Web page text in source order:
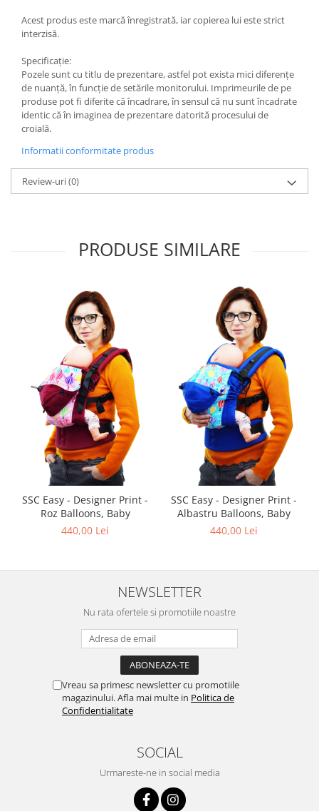
Acest produs este marcă înregistrată, iar copierea lui este strict
interzisă.
Specificație:
Pozele sunt cu titlu de prezentare, astfel pot exista mici diferențe
de nuanță, în funcție de setările monitorului. Imprimeurile de pe
produse pot fi diferite că încadrare, în sensul că nu sunt încadrate
identic că în imaginea de prezentare datorită procesului de
croială.
Informatii conformitate produs
Review-uri(0)
PRODUSE SIMILARE
SSC Easy - Designer Print -
Roz Balloons, Baby
440,00 Lei
SSC Easy - Designer Print -
Albastru Balloons, Baby
440,00 Lei
NEWSLETTER
Nu rata ofertele si promotiile noastre
Vreau sa primesc newsletter cu promotiile
magazinului. Afla mai multe in Politica de
Confidentialitate
SOCIAL
Urmareste-ne in social media